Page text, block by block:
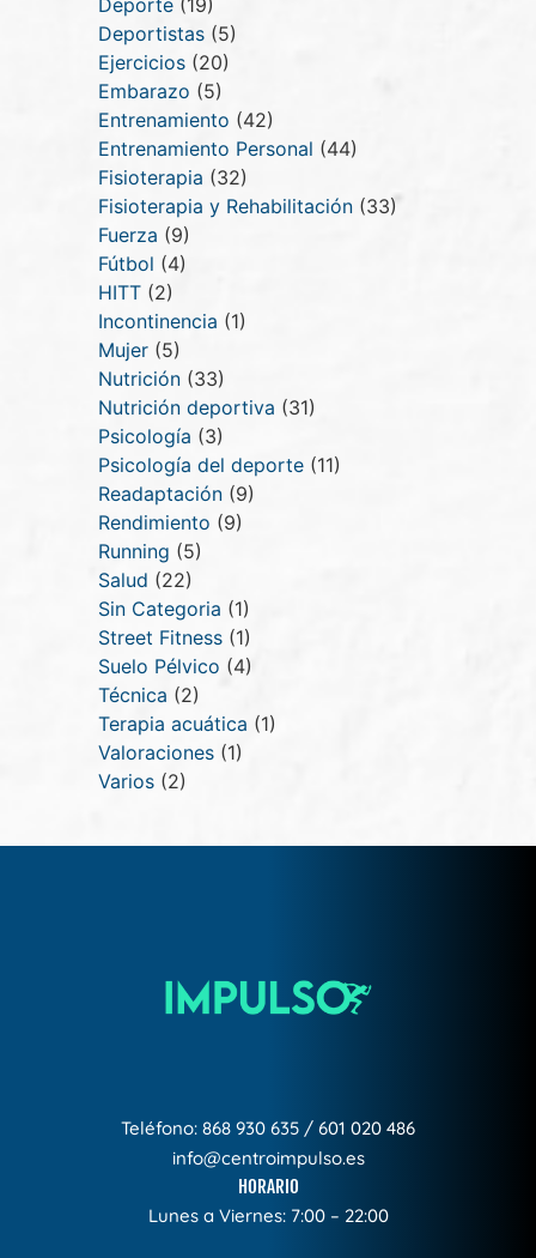
Deportistas (5)
Ejercicios (20)
Embarazo (5)
Entrenamiento (42)
Entrenamiento Personal (44)
Fisioterapia (32)
Fisioterapia y Rehabilitación (33)
Fuerza (9)
Fútbol (4)
HITT (2)
Incontinencia (1)
Mujer (5)
Nutrición (33)
Nutrición deportiva (31)
Psicología (3)
Psicología del deporte (11)
Readaptación (9)
Rendimiento (9)
Running (5)
Salud (22)
Sin Categoria (1)
Street Fitness (1)
Suelo Pélvico (4)
Técnica (2)
Terapia acuática (1)
Valoraciones (1)
Varios (2)
Teléfono: 868 930 635 / 601 020 486
info@centroimpulso.es
HORARIO
Lunes a Viernes: 7:00 – 22:00